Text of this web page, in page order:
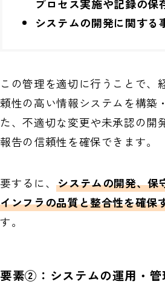
プロセス実施や記録の保
システムの開発に関する
この管理を適切に行うことで、
頼性の高い情報システムを構築
た、不適切な変更や未承認の開
報告の信頼性を確保できます。
要するに、システムの開発、保
インフラの品質と整合性を確保
す。
要素②：システムの運用・管